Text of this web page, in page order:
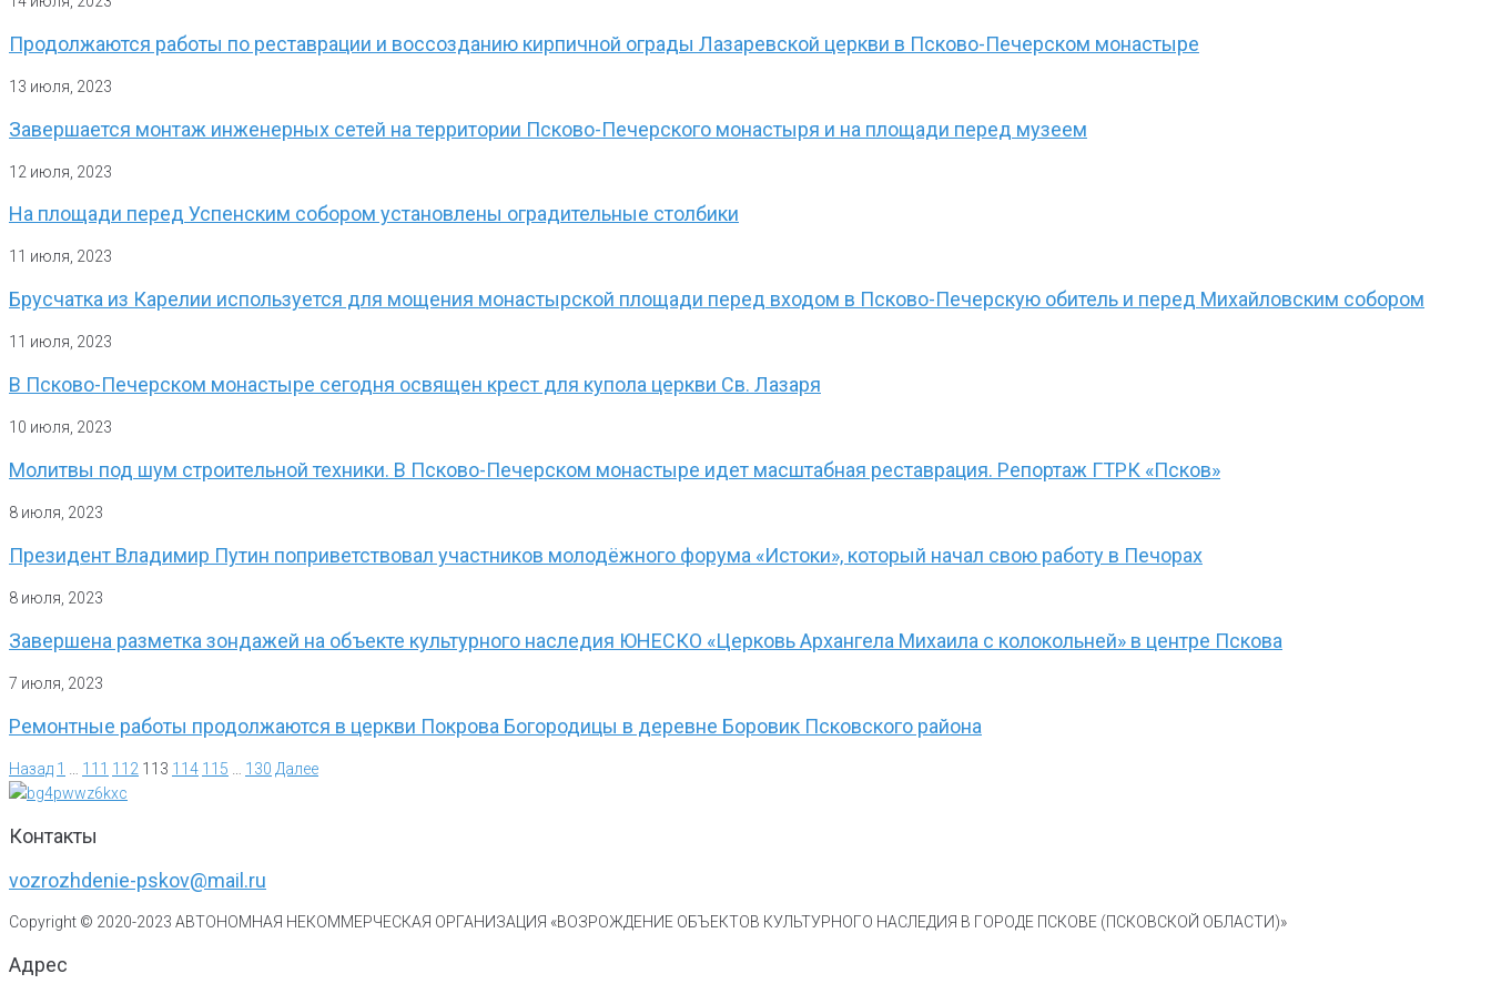
Продолжаются работы по реставрации и воссозданию кирпичной ограды Лазаревской церкви в Псково-Печерском монастыре
13 июля, 2023
Завершается монтаж инженерных сетей на территории Псково-Печерского монастыря и на площади перед музеем
12 июля, 2023
На площади перед Успенским собором установлены оградительные столбики
11 июля, 2023
Брусчатка из Карелии используется для мощения монастырской площади перед входом в Псково-Печерскую обитель и перед Михайловским собором
11 июля, 2023
В Псково-Печерском монастыре сегодня освящен крест для купола церкви Св. Лазаря
10 июля, 2023
Молитвы под шум строительной техники. В Псково-Печерском монастыре идет масштабная реставрация. Репортаж ГТРК «Псков»
8 июля, 2023
Президент Владимир Путин поприветствовал участников молодёжного форума «Истоки», который начал свою работу в Печорах
8 июля, 2023
Завершена разметка зондажей на объекте культурного наследия ЮНЕСКО «Церковь Архангела Михаила с колокольней» в центре Пскова
7 июля, 2023
Ремонтные работы продолжаются в церкви Покрова Богородицы в деревне Боровик Псковского района
Назад 1 111 112 113 114 115 130 Далее
Контакты
vozrozhdenie-pskov@mail.ru
Copyright © 2020-2023 АВТОНОМНАЯ НЕКОММЕРЧЕСКАЯ ОРГАНИЗАЦИЯ «ВОЗРОЖДЕНИЕ ОБЪЕКТОВ КУЛЬТУРНОГО НАСЛЕДИЯ В ГОРОДЕ ПСКОВЕ (ПСКОВСКОЙ ОБЛАСТИ)»
Адрес